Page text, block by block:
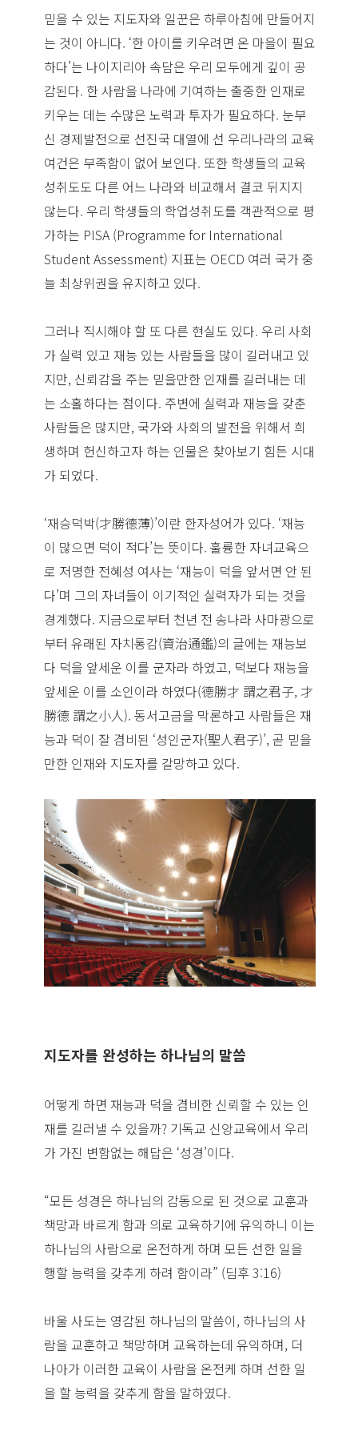
믿을 수 있는 지도자와 일꾼은 하루아침에 만들어지
는 것이 아니다. ‘한 아이를 키우려면 온 마을이 필요
하다’는 나이지리아 속담은 우리 모두에게 깊이 공
감된다. 한 사람을 나라에 기여하는 출중한 인재로
키우는 데는 수많은 노력과 투자가 필요하다. 눈부
신 경제발전으로 선진국 대열에 선 우리나라의 교육
여건은 부족함이 없어 보인다. 또한 학생들의 교육
성취도도 다른 어느 나라와 비교해서 결코 뒤지지
않는다. 우리 학생들의 학업성취도를 객관적으로 평
가하는 PISA (Programme for International
Student Assessment) 지표는 OECD 여러 국가 중
늘 최상위권을 유지하고 있다.
그러나 직시해야 할 또 다른 현실도 있다. 우리 사회
가 실력 있고 재능 있는 사람들을 많이 길러내고 있
지만, 신뢰감을 주는 믿을만한 인재를 길러내는 데
는 소홀하다는 점이다. 주변에 실력과 재능을 갖춘
사람들은 많지만, 국가와 사회의 발전을 위해서 희
생하며 헌신하고자 하는 인물은 찾아보기 힘든 시대
가 되었다.
‘재승덕박(才勝德薄)’이란 한자성어가 있다. ‘재능
이 많으면 덕이 적다’는 뜻이다. 훌륭한 자녀교육으
로 저명한 전혜성 여사는 ‘재능이 덕을 앞서면 안 된
다’며 그의 자녀들이 이기적인 실력자가 되는 것을
경계했다. 지금으로부터 천년 전 송나라 사마광으로
부터 유래된 자치통감(資治通鑑)의 글에는 재능보
다 덕을 앞세운 이를 군자라 하였고, 덕보다 재능을
앞세운 이를 소인이라 하였다(德勝才 謂之君子, 才
勝德 謂之小人). 동서고금을 막론하고 사람들은 재
능과 덕이 잘 겸비된 ‘성인군자(聖人君子)’, 곧 믿을
만한 인재와 지도자를 갈망하고 있다.
지도자를 완성하는 하나님의 말씀
어떻게 하면 재능과 덕을 겸비한 신뢰할 수 있는 인
재를 길러낼 수 있을까? 기독교 신앙교육에서 우리
가 가진 변함없는 해답은 ‘성경’이다.
“모든 성경은 하나님의 감동으로 된 것으로 교훈과
책망과 바르게 함과 의로 교육하기에 유익하니 이는
하나님의 사람으로 온전하게 하며 모든 선한 일을
행할 능력을 갖추게 하려 함이라” (딤후 3:16)
바울 사도는 영감된 하나님의 말씀이, 하나님의 사
람을 교훈하고 책망하며 교육하는데 유익하며, 더
나아가 이러한 교육이 사람을 온전케 하며 선한 일
을 할 능력을 갖추게 함을 말하였다.